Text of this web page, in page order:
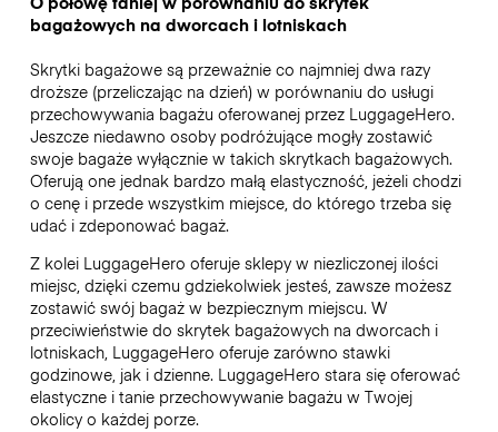
bagażowych na dworcach i lotniskach
Skrytki bagażowe są przeważnie co najmniej dwa razy
droższe (przeliczając na dzień) w porównaniu do usługi
przechowywania bagażu oferowanej przez LuggageHero.
Jeszcze niedawno osoby podróżujące mogły zostawić
swoje bagaże wyłącznie w takich skrytkach bagażowych.
Oferują one jednak bardzo małą elastyczność, jeżeli chodzi
o cenę i przede wszystkim miejsce, do którego trzeba się
udać i zdeponować bagaż.
Z kolei LuggageHero oferuje sklepy w niezliczonej ilości
miejsc, dzięki czemu gdziekolwiek jesteś, zawsze możesz
zostawić swój bagaż w bezpiecznym miejscu. W
przeciwieństwie do skrytek bagażowych na dworcach i
lotniskach, LuggageHero oferuje zarówno stawki
godzinowe, jak i dzienne. LuggageHero stara się oferować
elastyczne i tanie przechowywanie bagażu w Twojej
okolicy o każdej porze.